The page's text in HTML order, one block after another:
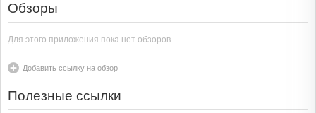
Обзоры
Для этого приложения пока нет обзоров
Добавить ссылку на обзор
Полезные ссылки